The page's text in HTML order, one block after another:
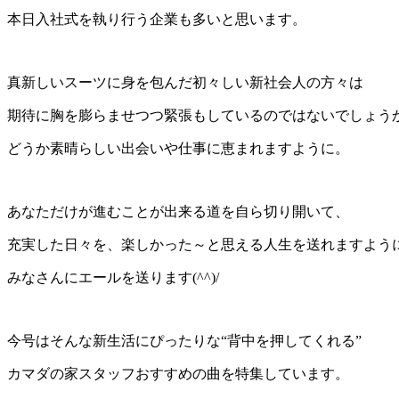
本日入社式を執り行う企業も多いと思います。
真新しいスーツに身を包んだ初々しい新社会人の方々は
期待に胸を膨らませつつ緊張もしているのではないでしょう
どうか素晴らしい出会いや仕事に恵まれますように。
あなただけが進むことが出来る道を自ら切り開いて、
充実した日々を、楽しかった～と思える人生を送れますよう
みなさんにエールを送ります(^^)/
今号はそんな新生活にぴったりな“背中を押してくれる”
カマダの家スタッフおすすめの曲を特集しています。